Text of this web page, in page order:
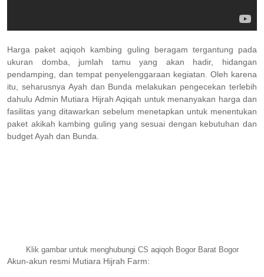
Harga paket aqiqoh kambing guling beragam tergantung pada
ukuran domba, jumlah tamu yang akan hadir, hidangan
pendamping, dan tempat penyelenggaraan kegiatan. Oleh karena
itu, seharusnya Ayah dan Bunda melakukan pengecekan terlebih
dahulu Admin Mutiara Hijrah Aqiqah untuk menanyakan harga dan
fasilitas yang ditawarkan sebelum menetapkan untuk menentukan
paket akikah kambing guling yang sesuai dengan kebutuhan dan
budget Ayah dan Bunda.
Klik gambar untuk menghubungi CS aqiqoh Bogor Barat Bogor
Akun-akun resmi Mutiara Hijrah Farm: